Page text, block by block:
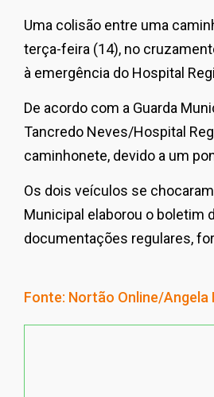
Uma colisão entre uma
terça-feira (14), no
à emergência do Hospital
De acordo com a Guarda
Tancredo Neves/Hospital
caminhonete, devido a um
Os dois veículos se
Municipal elaborou o boletim
documentações regulares,
Fonte: Nortão Online/Angela